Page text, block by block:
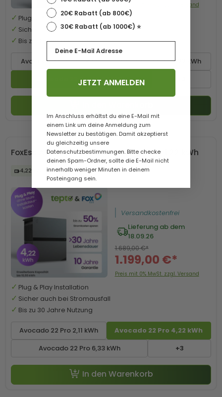
Avocado 22 Pro 2,11 kWh
Avocado 22 Pro 4,22 kWh
Avocado 22 Pro 12,66 kWh
Preis mit 0% MwSt. zzgl. Versand
Plug & Play Installation
Sicher auch bei Stromausfall
Bis zu 30 Jahre Nutzung
FoxEss Avocado 22 Pro Speicherpaket 4,22 kWh
4,22 kW
Avocado 22 Pro 2,11 kWh
Avocado 22 Pro 4,22 kWh
Avocado 22 Pro 6,33 kWh
+3
Versandkostenfrei
Lieferung ab dem
18.09.26
1.199,00 €*
1.689,00 €*
Preis mit 0% MwSt. zzgl. Versand
Plug & Play Installation
Sicher auch bei Stromausfall
Bis zu 30 Jahre Nutzung
In den Warenkorb
20€ Rabatt (ab 800€)
30€ Rabatt (ab 1000€) ⭐️
JETZT ANMELDEN
Im Anschluss erhältst du eine E-Mail mit
einem Link um deine Anmeldung zum
Newsletter zu bestätigen. Damit akzeptierst
du gleichzeitig unsere
Datenschutzbestimmungen. Bitte checke
deinen Spam-Ordner, sollte die E-Mail nicht
innerhalb weniger Minuten in deinem
Posteingang sein.